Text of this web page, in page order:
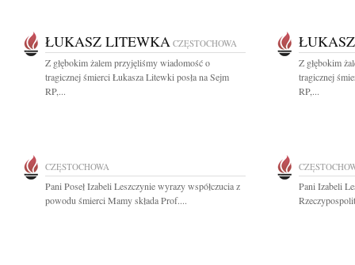
ŁUKASZ LITEWKA CZĘSTOCHOWA
Z głębokim żalem przyjęliśmy wiadomość o
tragicznej śmierci Łukasza Litewki posła na Sejm
RP,...
Z głębokim
tragicznej
RP,...
CZĘSTOCHOWA
Pani Poseł Izabeli Leszczynie wyrazy współczucia z
powodu śmierci Mamy składa Prof....
Pani Izabeli